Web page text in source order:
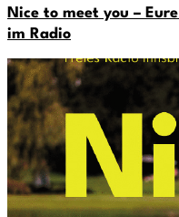
Nice to meet you –
im Radio